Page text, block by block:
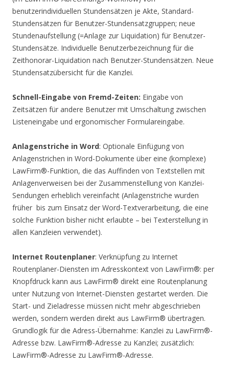
benutzerindividuellen Stundensätzen je Akte, Standard-
Stundensätzen für Benutzer-Stundensatzgruppen; neue
Stundenaufstellung (=Anlage zur Liquidation) für Benutzer-
Stundensätze. Individuelle Benutzerbezeichnung für die
Zeithonorar-Liquidation nach Benutzer-Stundensätzen. Neue
Stundensatzübersicht für die Kanzlei.
Schnell-Eingabe von Fremd-Zeiten: Eingabe von
Zeitsätzen für andere Benutzer mit Umschaltung zwischen
Listeneingabe und ergonomischer Formulareingabe.
Anlagenstriche in Word: Optionale Einfügung von
Anlagenstrichen in Word-Dokumente über eine (komplexe)
LawFirm®-Funktion, die das Auffinden von Textstellen mit
Anlagenverweisen bei der Zusammenstellung von Kanzlei-
Sendungen erheblich vereinfacht (Anlagenstriche wurden
früher  bis zum Einsatz der Word-Textverarbeitung, die eine
solche Funktion bisher nicht erlaubte – bei Texterstellung in
allen Kanzleien verwendet).
Internet Routenplaner: Verknüpfung zu Internet
Routenplaner-Diensten im Adresskontext von LawFirm®: per
Knopfdruck kann aus LawFirm® direkt eine Routenplanung
unter Nutzung von Internet-Diensten gestartet werden. Die
Start- und Zieladresse müssen nicht mehr abgeschrieben
werden, sondern werden direkt aus LawFirm® übertragen.
Grundlogik für die Adress-Übernahme: Kanzlei zu LawFirm®-
Adresse bzw. LawFirm®-Adresse zu Kanzlei; zusätzlich:
LawFirm®-Adresse zu LawFirm®-Adresse.